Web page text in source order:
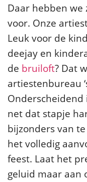
Daar hebben we
voor. Onze
Leuk voor de
deejay en
de bruiloft? Dat
artiestenbureau
Onderscheidend
net dat stapje
bijzonders van
het volledig
feest. Laat het
geluid maar aan